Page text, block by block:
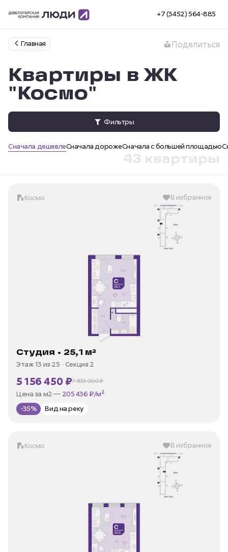
+7 (3452) 564-885
Главная Поделиться
Квартиры в ЖК
"Космо"
Фильтры
Сначала дешевлеСначала дорожеСначала с большей площадью
43 квартиры
Космо В избранное
Студия • 25,1 м²
Этаж 13 из 25 Секция 2
5 156 450 ₽7 933 000 ₽
В ипотеку —от 24 732 ₽/мес
Цена за м2 — 205 436 ₽/м²
-35%
Вид на реку
Космо В избранное